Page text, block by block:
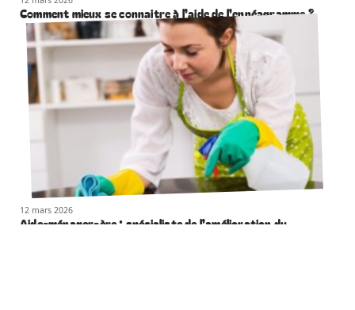
Comment mieux se connaitre à l’aide de l’ennéagramme ?
12 mars 2026
Aide-ménager-ère : spécialiste de l’amélioration du